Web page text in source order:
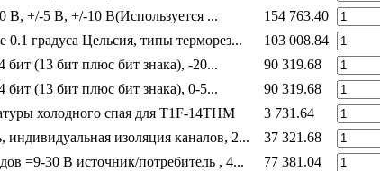
В, +/-5 В, +/-10 В(Используется ...
154 763.40
0.1 градуса Цельсия, типы терморез...
103 008.84
(13 бит плюс бит знака), -20...
90 319.68
(13 бит плюс бит знака), 0-5...
90 319.68
холодного спая для T1F-14THM
3 731.64
изоляция каналов, 2...
37 321.68
=9-30 В источник/потребитель , 4... 77 381.04